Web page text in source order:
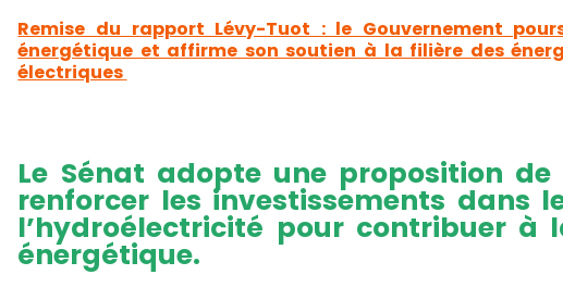
Remise du rapport Lévy-Tuot : le Gouvernement
énergétique et affirme son soutien à la filière des
électriques
Le Sénat adopte une proposition
renforcer les investissements dans
l’hydroélectricité pour contribuer à
énergétique.